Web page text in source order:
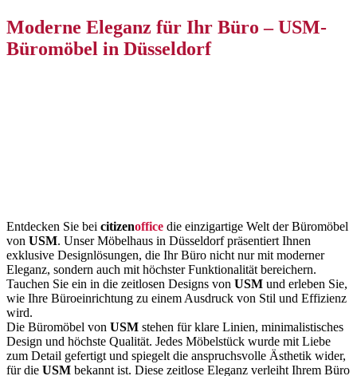
Moderne Eleganz für Ihr Büro – USM-
Büromöbel in Düsseldorf
Entdecken Sie bei citizenoffice die einzigartige Welt der Büromöbel
von USM. Unser Möbelhaus in Düsseldorf präsentiert Ihnen
exklusive Designlösungen, die Ihr Büro nicht nur mit moderner
Eleganz, sondern auch mit höchster Funktionalität bereichern.
Tauchen Sie ein in die zeitlosen Designs von USM und erleben Sie,
wie Ihre Büroeinrichtung zu einem Ausdruck von Stil und Effizienz
wird.
Die Büromöbel von USM stehen für klare Linien, minimalistisches
Design und höchste Qualität. Jedes Möbelstück wurde mit Liebe
zum Detail gefertigt und spiegelt die anspruchsvolle Ästhetik wider,
für die USM bekannt ist. Diese zeitlose Eleganz verleiht Ihrem Büro